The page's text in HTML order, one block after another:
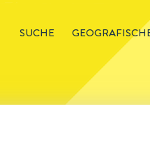
SUCHE